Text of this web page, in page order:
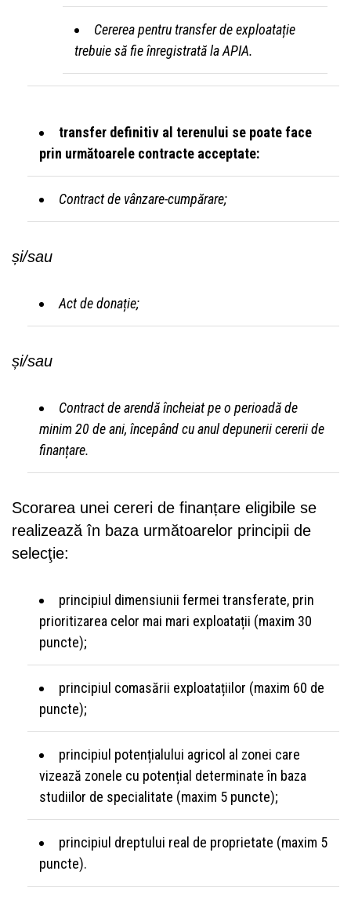
Cererea pentru transfer de exploatație
trebuie să fie înregistrată la APIA.
transfer definitiv al terenului se poate face
prin următoarele contracte acceptate:
Contract de vânzare-cumpărare;
și/sau
Act de donație;
și/sau
Contract de arendă încheiat pe o perioadă de
minim 20 de ani, începând cu anul depunerii cererii de
finanțare.
Scorarea unei cereri de finanțare eligibile se
realizează în baza următoarelor principii de
selecţie:
principiul dimensiunii fermei transferate, prin
prioritizarea celor mai mari exploatații (maxim 30
puncte);
principiul comasării exploatațiilor (maxim 60 de
puncte);
principiul potențialului agricol al zonei care
vizează zonele cu potențial determinate în baza
studiilor de specialitate (maxim 5 puncte);
principiul dreptului real de proprietate (maxim 5
puncte).